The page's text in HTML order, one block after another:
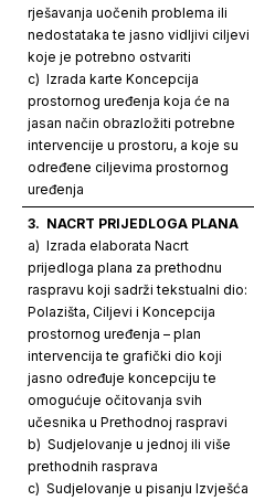
rješavanja uočenih problema ili
nedostataka te jasno vidljivi ciljevi
koje je potrebno ostvariti
c) Izrada karte Koncepcija
prostornog uređenja koja će na
jasan način obrazložiti potrebne
intervencije u prostoru, a koje su
određene ciljevima prostornog
uređenja
3. NACRT PRIJEDLOGA PLANA
a) Izrada elaborata Nacrt
prijedloga plana za prethodnu
raspravu koji sadrži tekstualni dio:
Polazišta, Ciljevi i Koncepcija
prostornog uređenja – plan
intervencija te grafički dio koji
jasno određuje koncepciju te
omogućuje očitovanja svih
učesnika u Prethodnoj raspravi
b) Sudjelovanje u jednoj ili više
prethodnih rasprava
c) Sudjelovanje u pisanju Izvješća